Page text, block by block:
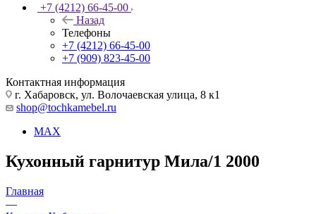
+7 (4212) 66-45-00
Назад
Телефоны
+7 (4212) 66-45-00
+7 (909) 823-45-00
Контактная информация
г. Хабаровск, ул. Волочаевская улица, 8 к1
shop@tochkamebel.ru
MAX
Кухонный гарнитур Мила/1 2000
Главная
—